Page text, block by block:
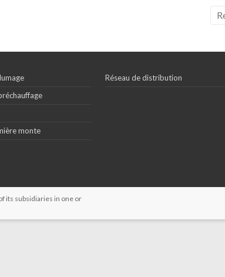
monte
Réseau de distribution
its subsidiaries in one or